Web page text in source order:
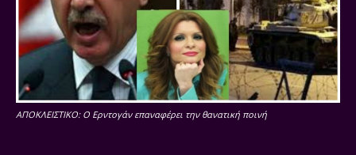
ΑΠΟΚΛΕΙΣΤΙΚΟ: Ο Ερντογάν επαναφέρει την θανατική ποινή